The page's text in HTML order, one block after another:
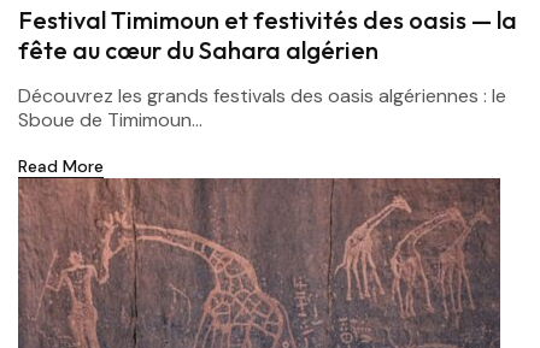
Festival Timimoun et festivités des oasis — la
fête au cœur du Sahara algérien
Découvrez les grands festivals des oasis algériennes : le
Sboue de Timimoun...
Read More